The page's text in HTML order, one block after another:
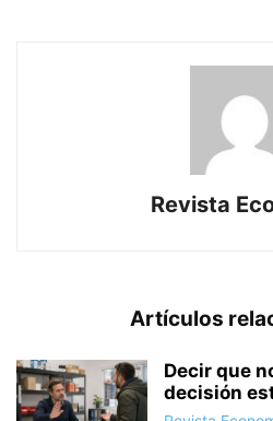
Revista
Artículos
Decir que
decisión